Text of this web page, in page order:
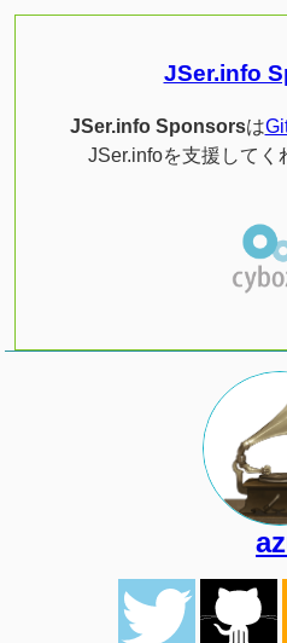
JSer.info
JSer.info Sponsorsは
JSer.infoを支援してく